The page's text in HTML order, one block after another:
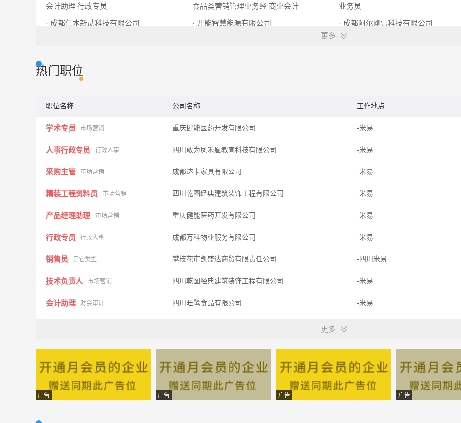
会计助理 行政专员
食品类营销管理业务经 商业会计
业务员
· 成都仁本新动科技有限公司
· 开能智慧能源有限公司
· 成都阿尔刚雷科技有限公司
结构设计工程师
更多
热门职位
职位名称 公司名称 工作地点
学术专员 市场营销 重庆健能医药开发有限公司 -米易
人事行政专员 行政人事 四川敢为凤禾凰教育科技有限公司 -米易
采购主管 市场营销 成都达卡家具有限公司 -米易
精装工程资料员 市场营销 四川乾图经典建筑装饰工程有限公司 -米易
产品经理助理 市场营销 重庆健能医药开发有限公司 -米易
行政专员 行政人事 成都万科物业服务有限公司 -米易
销售员 其它类型 攀枝花市凯盛达商贸有限责任公司 -四川米易
技术负责人 市场营销 四川乾图经典建筑装饰工程有限公司 -米易
会计助理 财会审计 四川旺鹭食品有限公司 -米易
门店店长 市场营销 成都仁本新动科技有限公司 -米易
活动策划执行 设计策划 四川省合途在线国际旅行社有限公司 -米易
更多
广告 广告 广告 广告